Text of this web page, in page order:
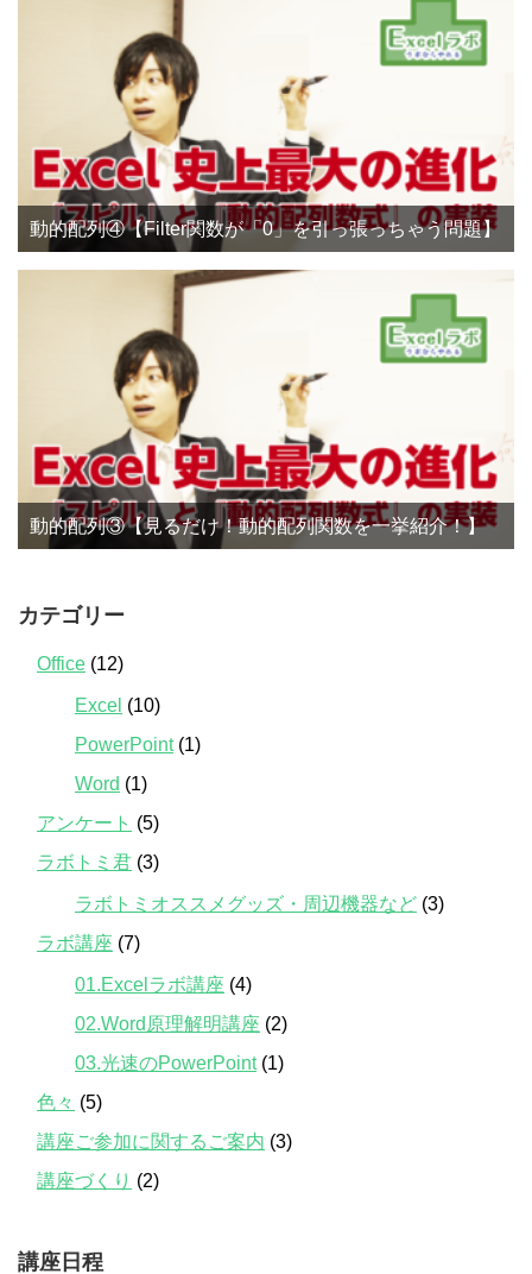
動的配列④【Filter関数が「0」を引っ張っちゃう問題】
動的配列③【見るだけ！動的配列関数を一挙紹介！】
カテゴリー
Office (12)
Excel (10)
PowerPoint(1)
Word (1)
アンケート (5)
ラボトミ君 (3)
ラボトミオススメグッズ・周辺機器など (3)
ラボ講座 (7)
01.Excelラボ講座 (4)
02.Word原理解明講座 (2)
03.光速のPowerPoint(1)
色々 (5)
講座ご参加に関するご案内 (3)
講座づくり (2)
講座日程